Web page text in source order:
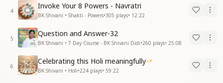
4
Invoke Your 8 Powers - Navratri
BK Shivani • Shakti - Powers•305 plays• 12:22
5
Question and Answer-32
BK Shivani • 7 Day Course - BK Shivani Didi•260 plays• 25:08
6
Celebrating this Holi meaningfully
BK Shivani • Holi•224 plays• 59:22